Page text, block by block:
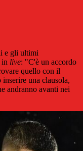
e gli ultimi
in live: "C'è un accordo
quello con il
una clausola,
andranno avanti nei